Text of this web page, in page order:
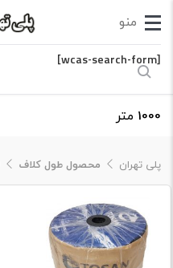
[wcas-search-form]
1000 متر
پلی تهران محصول طول کلاف